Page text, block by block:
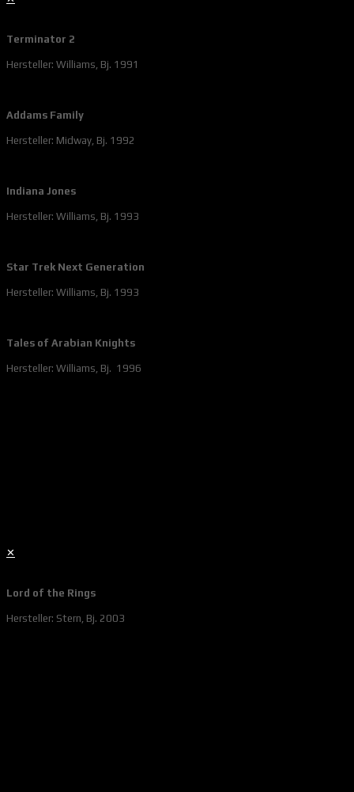
Terminator 2
Hersteller: Williams, Bj. 1991
Addams Family
Hersteller: Midway, Bj. 1992
Indiana Jones
Hersteller: Williams, Bj. 1993
Star Trek Next Generation
Hersteller: Williams, Bj. 1993
Tales of Arabian Knights
Hersteller: Williams, Bj. 1996
✕
Lord of the Rings
Hersteller: Stern, Bj. 2003